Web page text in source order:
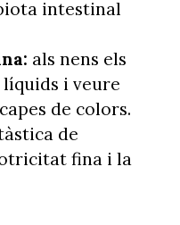
intestinal
als nens els
i veure
de colors.
de
fina i la